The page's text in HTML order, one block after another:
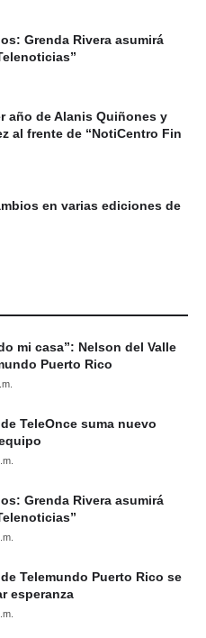
Grenda Rivera asumirá
año de Alanis Quiñones y
al frente de “NotiCentro Fin
en varias ediciones de
mi casa”: Nelson del Valle
Puerto Rico
TeleOnce suma nuevo
Grenda Rivera asumirá
Telemundo Puerto Rico se
esperanza